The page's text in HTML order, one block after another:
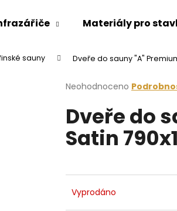
Materiály pro
sauny Dveře do sauny "A"
Průměrné
produktu
je
0,0
z
Neohodnoceno
Dveře do
Satin
Vyprodáno
najít?
HLEDAT